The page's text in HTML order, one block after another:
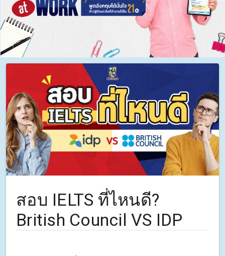
สอบ IELTS ที่ไหนดี?
British Council VS IDP